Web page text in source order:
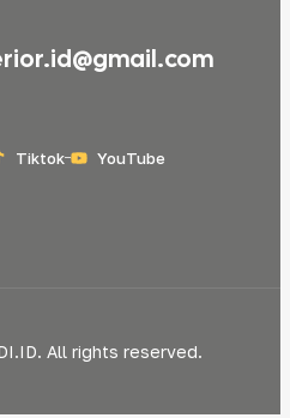
Tiktok YouTube
All rights reserved.